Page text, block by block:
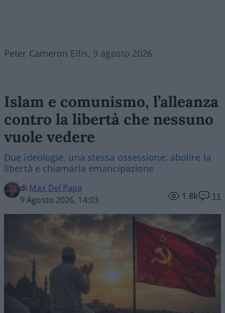
Peter Cameron Ellis, 9 agosto 2026
Islam e comunismo, l’alleanza
contro la libertà che nessuno
vuole vedere
Due ideologie, una stessa ossessione: abolire la
libertà e chiamarla emancipazione
di Max Del Papa
9 Agosto 2026, 14:03
1.8k 11